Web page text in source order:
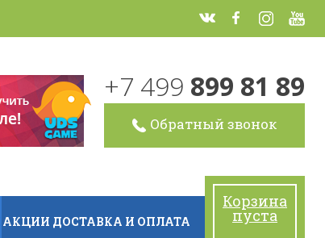
+7 499 899 81 89
Обратный звонок
АКЦИИ ДОСТАВКА И ОПЛАТА
Корзина
пуста